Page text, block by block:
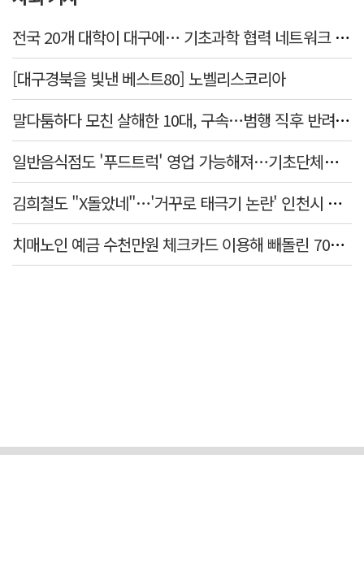
전국 20개 대학이 대구에… 기초과학 협력 네트워크 출범하다
[대구경북을 빛낸 베스트80] 노벨리스코리아
말다툼하다 모친 살해한 10대, 구속…범행 직후 반려견도 죽여
일반음식점도 '푸드트럭' 영업 가능해져…기초단체별 조례 개정 움직임
김희철도 "X돌았네"…'거꾸로 태극기 논란' 인천시 현수막, 이틀 만에 철거
치매노인 예금 수천만원 체크카드 이용해 빼돌린 70대 간병인, 집행유예